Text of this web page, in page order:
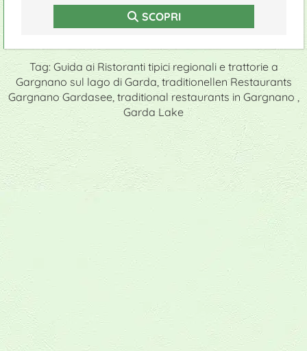
SCOPRI
Tag: Guida ai Ristoranti tipici regionali e trattorie a
Gargnano sul lago di Garda, traditionellen Restaurants
Gargnano Gardasee, traditional restaurants in Gargnano ,
Garda Lake